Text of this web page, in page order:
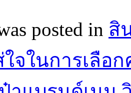
posted in สิ
ใจในการเลื